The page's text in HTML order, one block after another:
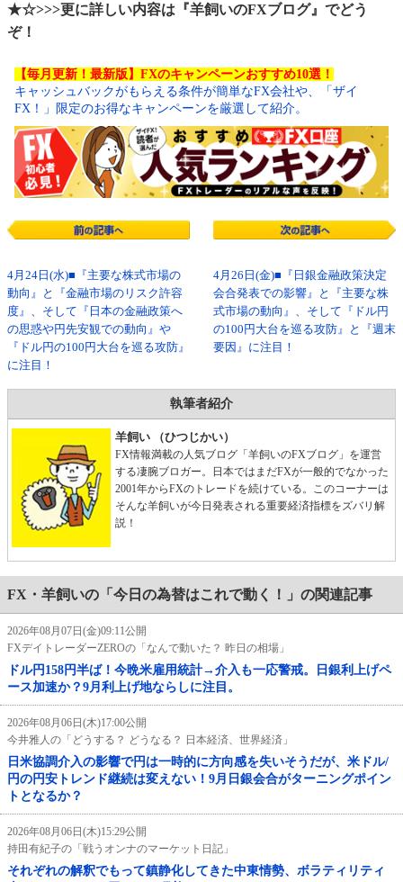
★☆>>>更に詳しい内容は『羊飼いのFXブログ』でどう
ぞ！
【毎月更新！最新版】FXのキャンペーンおすすめ10選！
キャッシュバックがもらえる条件が簡単なFX会社や、「ザイ
FX！」限定のお得なキャンペーンを厳選して紹介。
4月24日(水)■『主要な株式市場の
動向』と『金融市場のリスク許容
度』、そして『日本の金融政策へ
の思惑や円先安観での動向』や
『ドル円の100円大台を巡る攻防』
に注目！
4月26日(金)■『日銀金融政策決定
会合発表での影響』と『主要な株
式市場の動向』、そして『ドル円
の100円大台を巡る攻防』と『週末
要因』に注目！
執筆者紹介
羊飼い （ひつじかい）
FX情報満載の人気ブログ「羊飼いのFXブログ」を運営
する凄腕ブロガー。日本ではまだFXが一般的でなかった
2001年からFXのトレードを続けている。このコーナーは
そんな羊飼いが今日発表される重要経済指標をズバリ解
説！
FX・羊飼いの「今日の為替はこれで動く！」の関連記事
2026年08月07日(金)09:11公開
FXデイトレーダーZEROの「なんで動いた？ 昨日の相場」
ドル円158円半ば！今晩米雇用統計→介入も一応警戒。日銀利上げペ
ース加速か？9月利上げ地ならしに注目。
2026年08月06日(木)17:00公開
今井雅人の「どうする？ どうなる？ 日本経済、世界経済」
日米協調介入の影響で円は一時的に方向感を失いそうだが、米ドル/
円の円安トレンド継続は変えない！9月日銀会合がターニングポイン
トとなるか？
2026年08月06日(木)15:29公開
持田有紀子の「戦うオンナのマーケット日記」
それぞれの解釈でもって鎮静化してきた中東情勢、ボラティリティ